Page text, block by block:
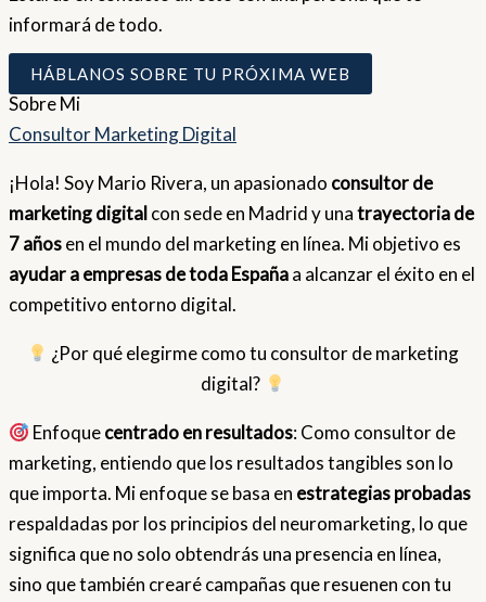
informará de todo.
HÁBLANOS SOBRE TU PRÓXIMA WEB
SobreMi
Consultor Marketing Digital
¡Hola! Soy Mario Rivera, un apasionado consultor de
marketing digital con sede en Madrid y unatrayectoria de
7 añosen el mundo del marketing en línea. Mi objetivo es
ayudar a empresas de toda Españaa alcanzar el éxito en el
competitivo entorno digital.
¿Por qué elegirme como tu consultor de marketing
digital?
Enfoquecentrado en resultados: Como consultor de
marketing, entiendo que los resultados tangibles son lo
que importa. Mi enfoque se basa en estrategias probadas
respaldadas por los principios del neuromarketing, lo que
significa que no solo obtendrás una presencia en línea,
sino que también crearé campañas que resuenen con tu